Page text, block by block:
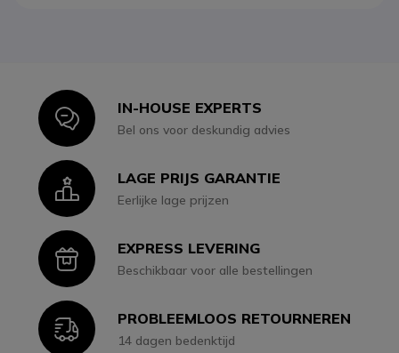
IconIN-HOUSE EXPERTS
Bel ons voor deskundig advies
IconLAGE PRIJS GARANTIE
Eerlijke lage prijzen
IconEXPRESS LEVERING
Beschikbaar voor alle bestellingen
IconPROBLEEMLOOS RETOURNEREN
14 dagen bedenktijd